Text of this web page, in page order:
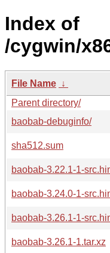
Index of
/cygwin/
File Name ↓
Parent directory/
baobab-debuginfo/
sha512.sum
baobab-3.22.1-1-
baobab-3.24.0-1-
baobab-3.26.1-1-
baobab-3.26.1-1.tar.xz